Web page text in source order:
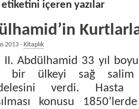
etiketini içeren yazılar
2013 - Kitaplık
II. Abdülhamid 33 yıl
bir ülkeyi sağ salim
verdi. Hasta
konusu